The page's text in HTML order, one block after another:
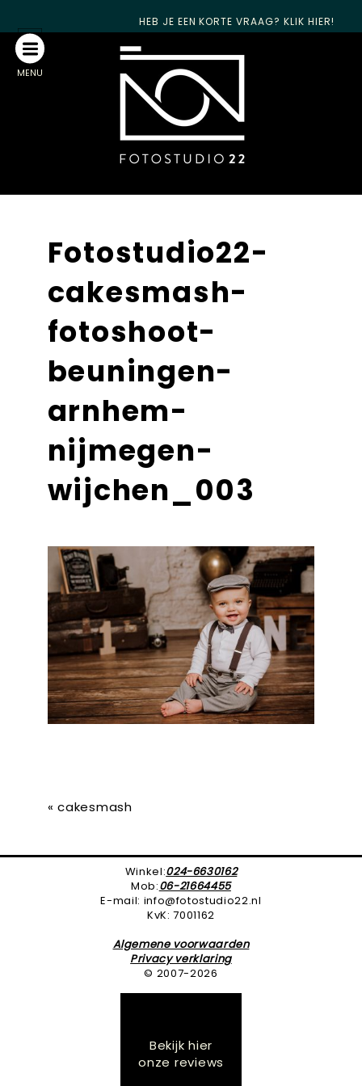
MENU
HEB JE EEN KORTE VRAAG? KLIK HIER!
Fotostudio22-
cakesmash-
fotoshoot-
beuningen-
arnhem-
nijmegen-
wijchen_003
« cakesmash
Winkel:024-6630162
Mob:06-21664455
E-mail: info@fotostudio22.nl
KvK: 7001162
Algemene voorwaarden
Privacy verklaring
© 2007-2026
Bekijk hier
onze reviews